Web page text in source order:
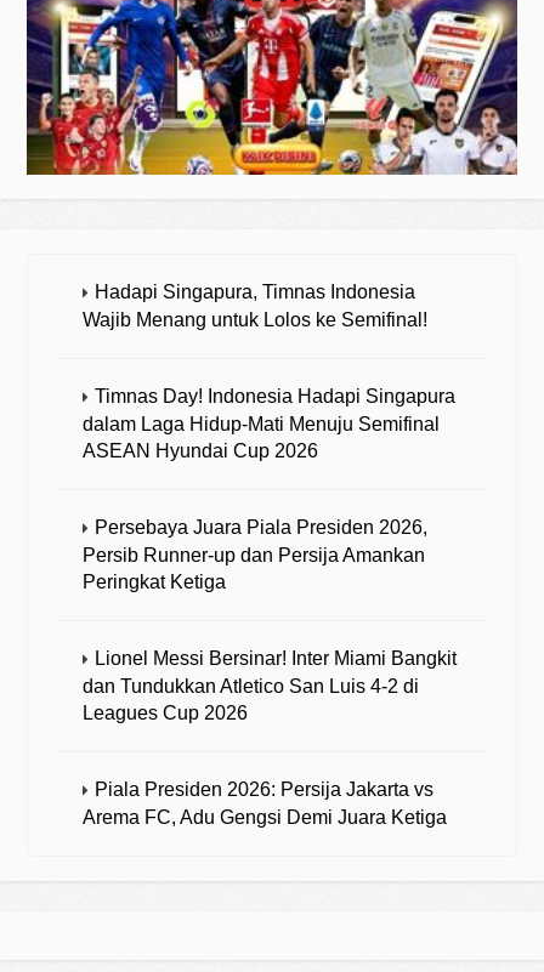
Hadapi Singapura, Timnas Indonesia
Wajib Menang untuk Lolos ke Semifinal!
Timnas Day! Indonesia Hadapi Singapura
dalam Laga Hidup-Mati Menuju Semifinal
ASEAN Hyundai Cup 2026
Persebaya Juara Piala Presiden 2026,
Persib Runner-up dan Persija Amankan
Peringkat Ketiga
Lionel Messi Bersinar! Inter Miami Bangkit
dan Tundukkan Atletico San Luis 4-2 di
Leagues Cup 2026
Piala Presiden 2026: Persija Jakarta vs
Arema FC, Adu Gengsi Demi Juara Ketiga